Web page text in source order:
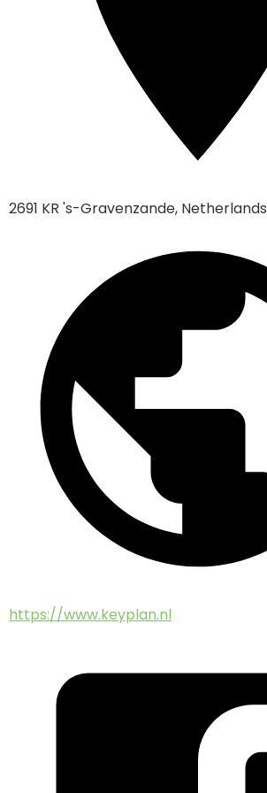
2691 KR 's-Gravenzande, Netherlands
https://www.keyplan.nl